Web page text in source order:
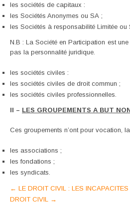
les sociétés de capitaux :
les Sociétés Anonymes ou SA ;
les Sociétés à responsabilité Limitée ou
N.B : La Société en Participation est
pas la personnalité juridique.
les sociétés civiles :
les sociétés civiles de droit commun ;
les sociétés civiles professionnelles.
II – LES GROUPEMENTS A BUT
Ces groupements n’ont pour vocation,
les associations ;
les fondations ;
les syndicats.
Post
navigation
← LE DROIT CIVIL : LES INCAPACITES
DROIT CIVIL
→